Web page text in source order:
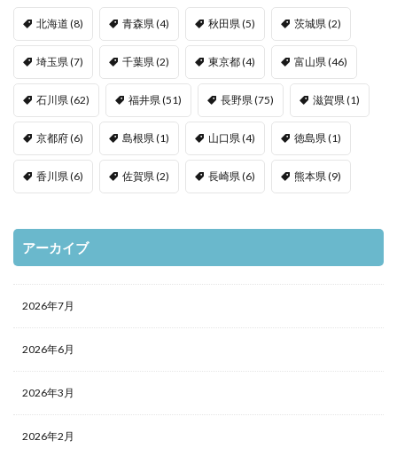
北海道 (8) 青森県 (4) 秋田県 (5) 茨城県 (2)
埼玉県 (7) 千葉県 (2) 東京都(4) 富山県 (46)
石川県 (62) 福井県 (51) 長野県 (75) 滋賀県 (1)
京都府(6) 島根県 (1) 山口県 (4) 徳島県 (1)
香川県 (6) 佐賀県 (2) 長崎県 (6) 熊本県 (9)
アーカイブ
2026年7月
2026年6月
2026年3月
2026年2月